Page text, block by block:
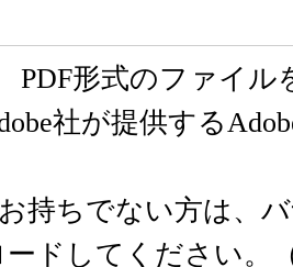
PDF形式のファイル
社が提供する
お持ちでない方は、
ドしてください。